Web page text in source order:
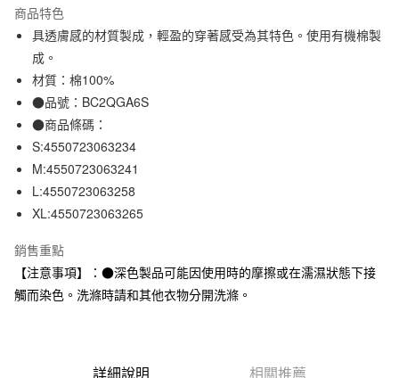
信用卡分期付款
3 期 0 利率 每期
合作金庫商業銀行
華南商業銀行
上海商業儲蓄銀行
臺灣中小企業銀行
匯豐（台灣）商業銀行
聯邦商業銀行
元大商業銀行
台新國際商業銀行
台灣樂天信用卡公司
超商取貨付款
LINE Pay
Apple Pay
街口支付
悠遊付
運送方式
全家取貨付款
每筆NT$65，滿NT$1,000(含以上)免運費
商品特色
具透膚感的材質製成，輕盈的穿著感受為其特色。使用有機棉製
成。
材質：棉100%
●品號：BC2QGA6S
●商品條碼：
S:4550723063234
M:4550723063241
L:4550723063258
XL:4550723063265
銷售重點
【注意事項】：●深色製品可能因使用時的摩擦或在濡濕狀態下接
觸而染色。洗滌時請和其他衣物分開洗滌。
詳細說明 相關推薦